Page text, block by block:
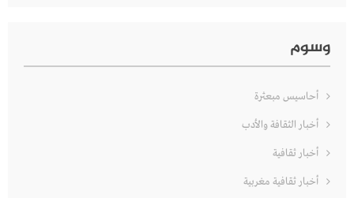
وسوم
أحاسيس مبعثرة
أخبار الثقافة والأدب
أخبار ثقافية
أخبار ثقافية مغربية